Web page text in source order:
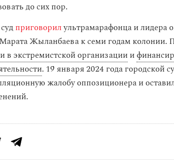
до сих пор.
приговорилультрамарафонца и лидера
Жыланбаева к семи годам колонии.
в экстремистской организациии
. 19 января 2024 года городской
жалобу оппозиционера и